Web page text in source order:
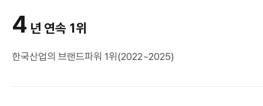
4 년 연속 1위
한국산업의 브랜드파워 1위(2022~2025)